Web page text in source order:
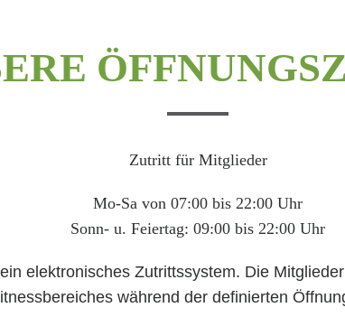
Zutritt für Mitglieder
Mo-Sa von 07:00 bis 22:00 Uhr
Sonn- u. Feiertag: 09:00 bis 22:00 Uhr
elektronisches Zutrittssystem. Die
während der definierten